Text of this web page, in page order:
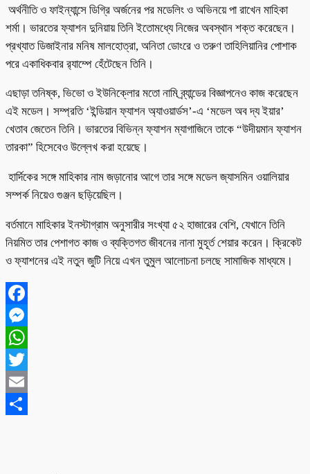
অর্থনীতি ও ফাইন্যান্সে ডিগ্রি অর্জনের পর মডেলিং ও অভিনয়ে পা রাখেন মাহিকা
শর্মা। ভারতের ফ্যাশন দুনিয়ায় তিনি ইতোমধ্যে নিজের অবস্থান শক্ত করেছেন।
প্রখ্যাত ডিজাইনার মনিষ মালহোত্রা, অনিতা ডোংরে ও তরুণ তাহিলিয়ানির পোশাক
পরে একাধিকবার র‌্যাম্পে হেঁটেছেন তিনি।
এছাড়া তনিষ্ক, ভিভো ও ইউনিক্লোর মতো নামি ব্র্যান্ডের বিজ্ঞাপনেও কাজ করেছেন
এই মডেল। সম্প্রতি ‘ইন্ডিয়ান ফ্যাশন অ্যাওয়ার্ডস’-এ ‘মডেল অব দ্য ইয়ার’
খেতাব জেতেন তিনি। ভারতের বিভিন্ন ফ্যাশন ম্যাগাজিনে তাকে “উদীয়মান ফ্যাশন
তারকা” হিসেবেও উল্লেখ করা হয়েছে।
হার্দিকের সঙ্গে মাহিকার নাম জড়ানোর আগে তার সঙ্গে মডেল জ্যাসমিন ওয়ালিয়ার
সম্পর্ক নিয়েও গুঞ্জন ছড়িয়েছিল।
বর্তমানে মাহিকার ইনস্টাগ্রাম অনুসারীর সংখ্যা ৫২ হাজারের বেশি, যেখানে তিনি
নিয়মিত তার পেশাগত কাজ ও ব্যক্তিগত জীবনের নানা মুহূর্ত শেয়ার করেন। ক্রিকেট
ও ফ্যাশনের এই নতুন জুটি নিয়ে এখন তুমুল আলোচনা চলছে সামাজিক মাধ্যমে।
Facebook
Messenger
WhatsApp
Twitter
Email